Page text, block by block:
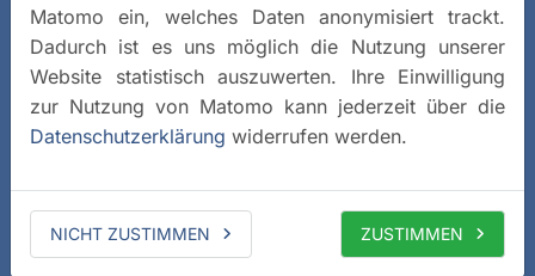
Matomo ein, welches Daten anonymisiert trackt.
Dadurch ist es uns möglich die Nutzung unserer
Website statistisch auszuwerten. Ihre Einwilligung
zur Nutzung von Matomo kann jederzeit über die
Datenschutzerklärung widerrufen werden.
NICHT ZUSTIMMEN ZUSTIMMEN